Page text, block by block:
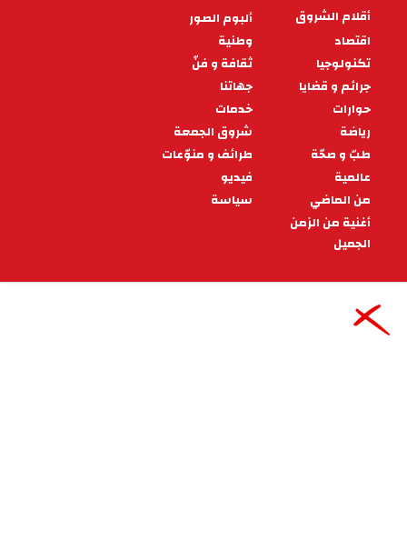
دراسة تحذّر من تأثير التدخين على
لياقة الشباب
تكشف دراسة حديثة أن استخدام السجائر
الإلكترونية قد لا يكون أقل ضررا من السجائر التقليدية
في تأثيره على اللياقة البدنية وصحة الأ
10:38 - 2026/07/15
طبّ و صحّة